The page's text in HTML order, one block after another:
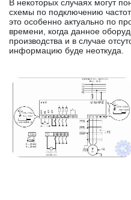
В некоторых случаях могут
схемы по подключению
это особенно актуально по
времени, когда данное
производства и в случае
информацию буде неоткуда.